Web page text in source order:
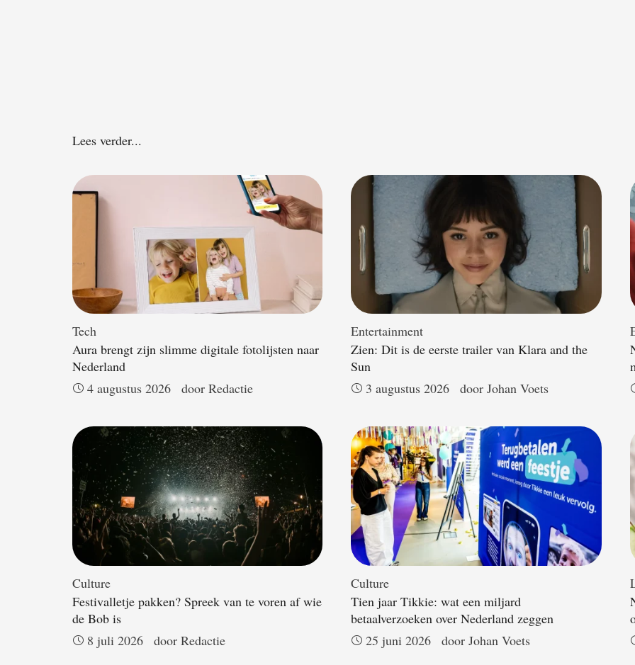
Lees verder...
Tech
Aura brengt zijn slimme digitale fotolijsten naar
Nederland
4 augustus 2026
door Redactie
Entertainment
Zien: Dit is de eerste trailer van Klara and the
Sun
3 augustus 2026
door Johan Voets
Culture
Festivalletje pakken? Spreek van te voren af wie
de Bob is
8 juli 2026
door Redactie
Culture
Tien jaar Tikkie: wat een miljard
betaalverzoeken over Nederland zeggen
25 juni 2026
door Johan Voets